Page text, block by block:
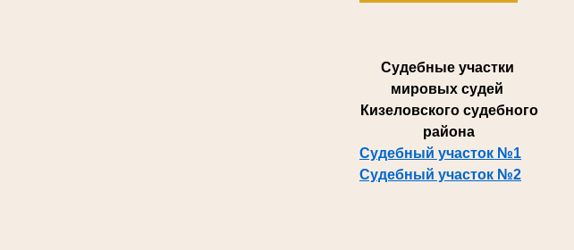
Судебные участки
мировых судей
Кизеловского судебного
района
Судебный участок №1
Судебный участок №2